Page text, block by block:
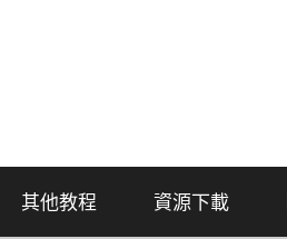
其他教程 資源下載